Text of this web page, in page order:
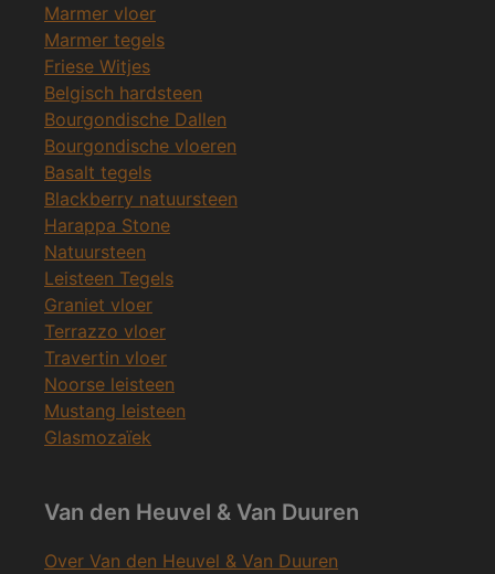
Marmer vloer
Marmer tegels
Friese Witjes
Belgisch hardsteen
Bourgondische Dallen
Bourgondische vloeren
Basalt tegels
Blackberry natuursteen
Harappa Stone
Natuursteen
Leisteen Tegels
Graniet vloer
Terrazzo vloer
Travertin vloer
Noorse leisteen
Mustang leisteen
Glasmozaïek
Van den Heuvel & Van Duuren
Over Van den Heuvel & Van Duuren